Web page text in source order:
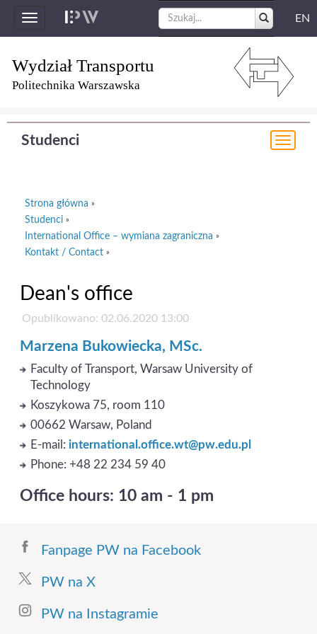
Toggle
navigation
EN
Wydział Transportu
Politechnika Warszawska
Studenci
Strona główna »
Studenci »
International Office – wymiana zagraniczna »
Kontakt / Contact »
Dean's office
Opublikowano: 02.06.2020 13:00
Marzena Bukowiecka, MSc.
Faculty of Transport, Warsaw University of
Technology
Koszykowa 75, room 110
00662 Warsaw, Poland
E-mail: international.office.wt@pw.edu.pl
Phone: +48 22 234 59 40
Office hours: 10 am - 1 pm
Fanpage PW na Facebook
PW na X
PW na Instagramie